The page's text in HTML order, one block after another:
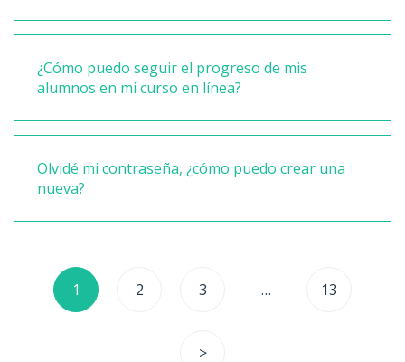
¿Cómo puedo seguir el progreso de mis
alumnos en mi curso en línea?
Olvidé mi contraseña, ¿cómo puedo crear una
nueva?
Posts
navigation
1 2 3 … 13
>